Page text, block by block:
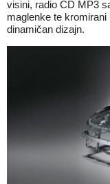
visini, radio CD MP3
maglenke te
dinamičan dizajn.